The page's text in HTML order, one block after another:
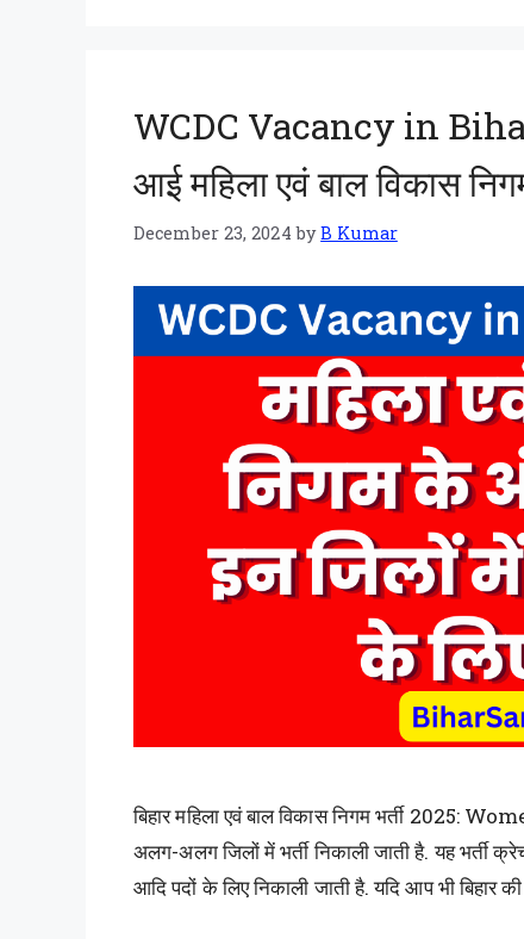
WCDC Vacancy in
आई महिला एवं बाल विकास
December 23, 2024 byB Kumar
बिहार महिला एवं बाल विकास निगम भर्ती 2025:
अलग-अलग जिलों में भर्ती निकाली जाती है. यह भर्ती
आदि पदों के लिए निकाली जाती है. यदि आप भी बिहार